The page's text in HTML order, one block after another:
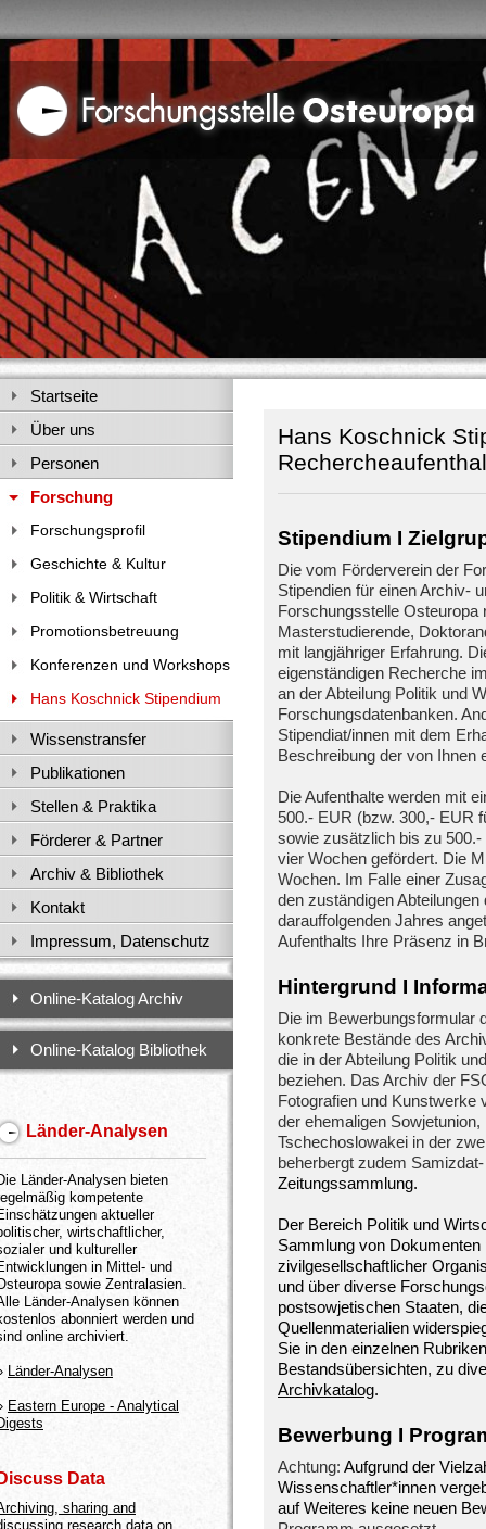
Hans Koschnick
Stipendium I
Die vom Förderverein der
Stipendien für einen Archiv-
Forschungsstelle
Masterstudierende,
mit langjähriger Erfahrung.
eigenständigen Recherche
an der Abteilung Politik und
Forschungsdatenbanken.
Stipendiat/innen mit dem
Beschreibung der von Ihnen
Die Aufenthalte werden mit
500.- EUR (bzw. 300,- EUR
sowie zusätzlich bis zu
vier Wochen gefördert. Die
Wochen. Im Falle einer
den zuständigen
darauffolgenden Jahres
Aufenthalts Ihre Präsenz in
Hintergrund I
Die im Bewerbungsformular
konkrete Bestände des
die in der Abteilung Politik
beziehen. Das Archiv der
Fotografien und Kunstwerke
der ehemaligen
Tschechoslowakei in der
beherbergt zudem
Zeitungssammlung.
Der Bereich Politik und
Sammlung von
zivilgesellschaftlicher
und über diverse
postsowjetischen Staaten,
Quellenmaterialien
Sie in den einzelnen
Bestandsübersichten, zu
Archivkatalog.
Bewerbung I
Achtung: Aufgrund der
Wissenschaftler*innen
auf Weiteres keine neuen
Startseite
Über uns
Personen
Forschung
Forschungsprofil
Geschichte & Kultur
Politik & Wirtschaft
Promotionsbetreuung
Konferenzen und Workshops
Hans Koschnick Stipendium
Wissenstransfer
Publikationen
Stellen & Praktika
Förderer & Partner
Archiv & Bibliothek
Kontakt
Impressum, Datenschutz
Online-Katalog Archiv
Online-Katalog Bibliothek
Länder-Analysen
Länder-Analysen bieten
kompetente
aktueller
wirtschaftlicher,
und kultureller
in Mittel- und
sowie Zentralasien.
Länder-Analysen können
abonniert werden und
online archiviert.
Länder-Analysen
Eastern Europe - Analytical
Data
sharing and
research data on